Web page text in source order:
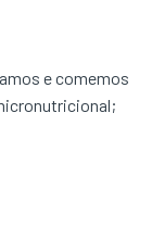
e comemos